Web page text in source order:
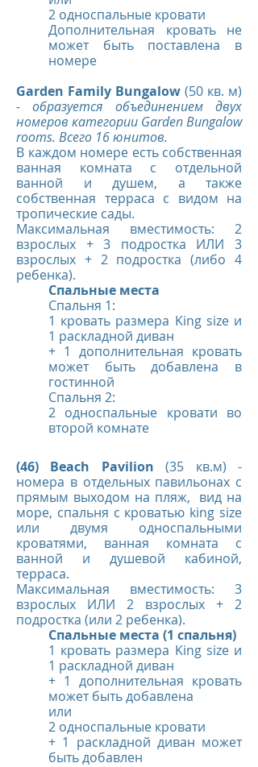
2 односпальные кровати
Дополнительная кровать не
может быть поставлена в
номере
Garden Family Bungalow (50 кв. м)
-образуется объединением двух
номеров категории Garden Bungalow
rooms. Всего 16 юнитов.
В каждом номере есть собственная
ванная комната с отдельной
ванной и душем, а также
собственная терраса с видом на
тропические сады.
Максимальная вместимость: 2
взрослых + 3 подростка ИЛИ 3
взрослых + 2 подростка (либо 4
ребенка).
Спальные места
Спальня 1:
1 кровать размера King size и
1 раскладной диван
+ 1 дополнительная кровать
может быть добавлена в
гостинной
Спальня 2:
2 односпальные кровати во
второй комнате
(46) Beach Pavilion(35 кв.м) -
номера в отдельных павильонах с
прямым выходом на пляж, вид на
море, спальня с кроватью king size
или двумя односпальными
кроватями, ванная комната с
ванной и душевой кабиной,
терраса.
Максимальная вместимость: 3
взрослых ИЛИ 2 взрослых + 2
подростка (или 2 ребенка).
Спальные места (1 спальня)
1 кровать размера King size и
1 раскладной диван
+ 1 дополнительная кровать
может быть добавлена
или
2 односпальные кровати
+ 1 раскладной диван может
быть добавлен